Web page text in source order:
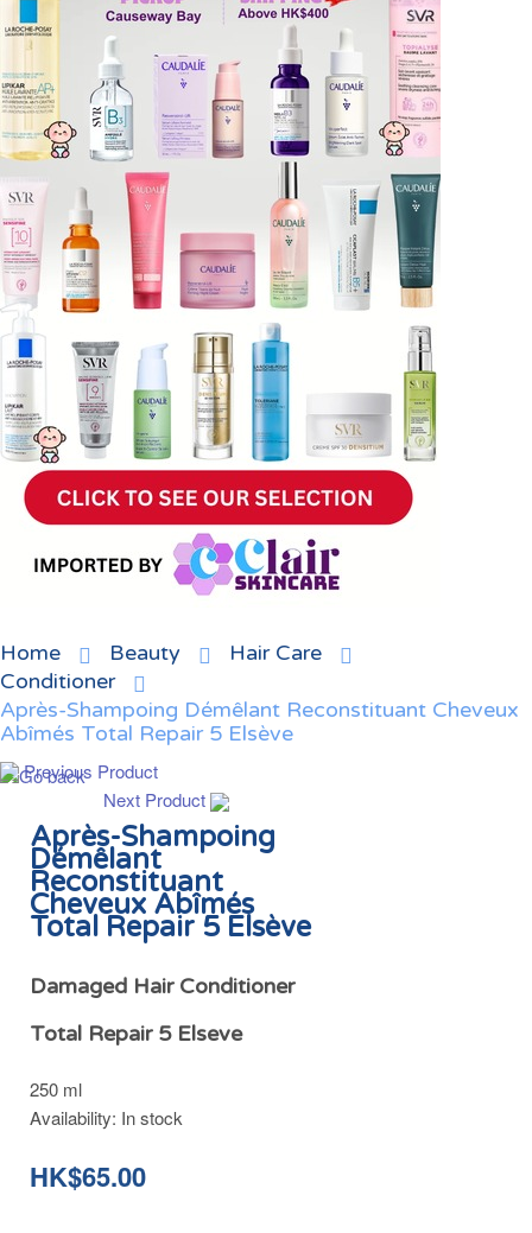
Home Beauty
Hair Care
Conditioner
Après-Shampoing Démêlant Reconstituant Cheveux
Abîmés Total Repair 5 Elsève
Previous Product
Next Product
Après-Shampoing
Démêlant
Reconstituant
Cheveux Abîmés
Total Repair 5 Elsève
Damaged Hair Conditioner
Total Repair 5 Elseve
250 ml
Availability: In stock
HK$65.00